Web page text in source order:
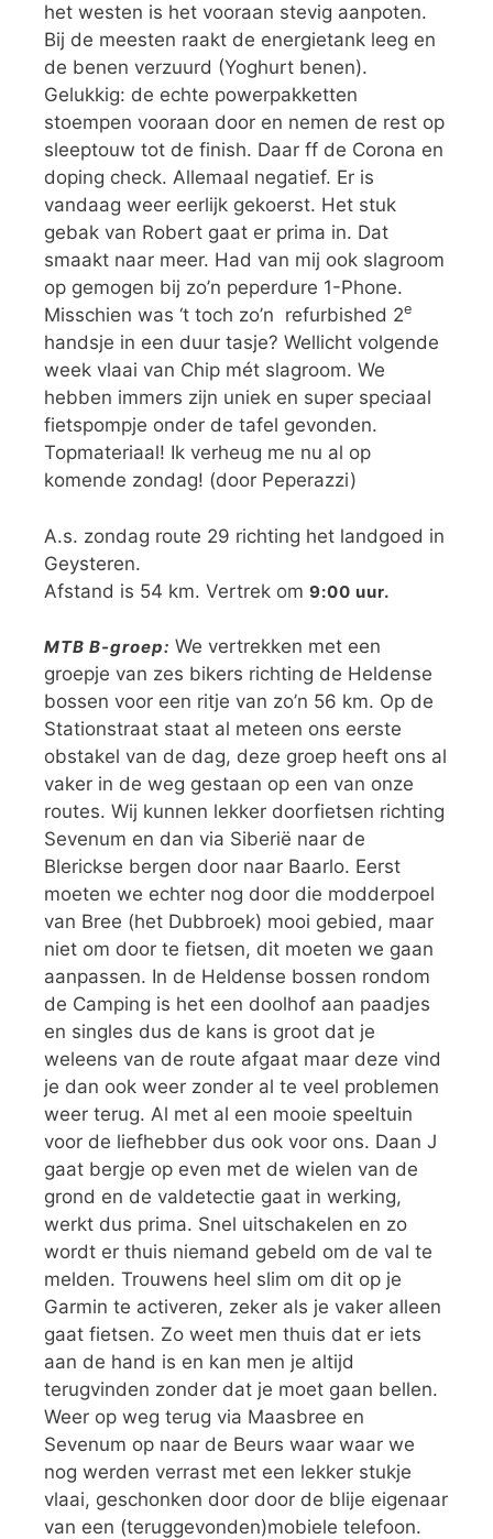
het westen is het vooraan stevig aanpoten.
Bij de meesten raakt de energietank leeg en
de benen verzuurd (Yoghurt benen).
Gelukkig: de echte powerpakketten
stoempen vooraan door en nemen de rest op
sleeptouw tot de finish. Daar ff de Corona en
doping check. Allemaal negatief. Er is
vandaag weer eerlijk gekoerst. Het stuk
gebak van Robert gaat er prima in. Dat
smaakt naar meer. Had van mij ook slagroom
op gemogen bij zo’n peperdure 1-Phone.
Misschien was ‘t toch zo’n refurbished 2e
handsje in een duur tasje? Wellicht volgende
week vlaai van Chip mét slagroom. We
hebben immers zijn uniek en super speciaal
fietspompje onder de tafel gevonden.
Topmateriaal! Ik verheug me nu al op
komende zondag! (door Peperazzi)
A.s. zondag route 29 richting het landgoed in
Geysteren.
Afstand is 54 km. Vertrek om 9:00 uur.
MTB B-groep: We vertrekken met een
groepje van zes bikers richting de Heldense
bossen voor een ritje van zo’n 56 km. Op de
Stationstraat staat al meteen ons eerste
obstakel van de dag, deze groep heeft ons al
vaker in de weg gestaan op een van onze
routes. Wij kunnen lekker doorfietsen richting
Sevenum en dan via Siberië naar de
Blerickse bergen door naar Baarlo. Eerst
moeten we echter nog door die modderpoel
van Bree (het Dubbroek) mooi gebied, maar
niet om door te fietsen, dit moeten we gaan
aanpassen. In de Heldense bossen rondom
de Camping is het een doolhof aan paadjes
en singles dus de kans is groot dat je
weleens van de route afgaat maar deze vind
je dan ook weer zonder al te veel problemen
weer terug. Al met al een mooie speeltuin
voor de liefhebber dus ook voor ons. Daan J
gaat bergje op even met de wielen van de
grond en de valdetectie gaat in werking,
werkt dus prima. Snel uitschakelen en zo
wordt er thuis niemand gebeld om de val te
melden. Trouwens heel slim om dit op je
Garmin te activeren, zeker als je vaker alleen
gaat fietsen. Zo weet men thuis dat er iets
aan de hand is en kan men je altijd
terugvinden zonder dat je moet gaan bellen.
Weer op weg terug via Maasbree en
Sevenum op naar de Beurs waar waar we
nog werden verrast met een lekker stukje
vlaai, geschonken door door de blije eigenaar
van een (teruggevonden)mobiele telefoon.